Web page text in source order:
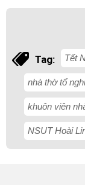
Tag: Tết
nhà thờ tổ
khuôn viên
NSUT Hoài